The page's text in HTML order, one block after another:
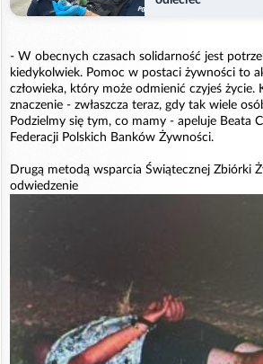
- W obecnych czasach solidarność jest
kiedykolwiek. Pomoc w postaci żywności to
człowieka, który może odmienić czyjeś życie.
znaczenie - zwłaszcza teraz, gdy tak wiele
Podzielmy się tym, co mamy - apeluje Beata
Federacji Polskich Banków Żywności.
Drugą metodą wsparcia Świątecznej Zbiórki
odwiedzenie